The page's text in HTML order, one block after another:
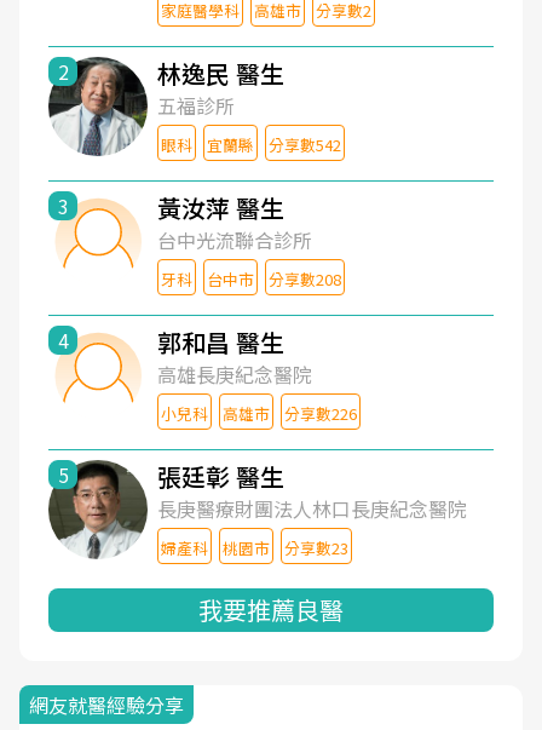
家庭醫學科 高雄市 分享數2
2 林逸民 醫生
五福診所
眼科 宜蘭縣 分享數542
3 黃汝萍 醫生
台中光流聯合診所
牙科 台中市 分享數208
4 郭和昌 醫生
高雄長庚紀念醫院
小兒科 高雄市 分享數226
5 張廷彰 醫生
長庚醫療財團法人林口長庚紀念醫院
婦產科 桃園市 分享數23
我要推薦良醫
網友就醫經驗分享